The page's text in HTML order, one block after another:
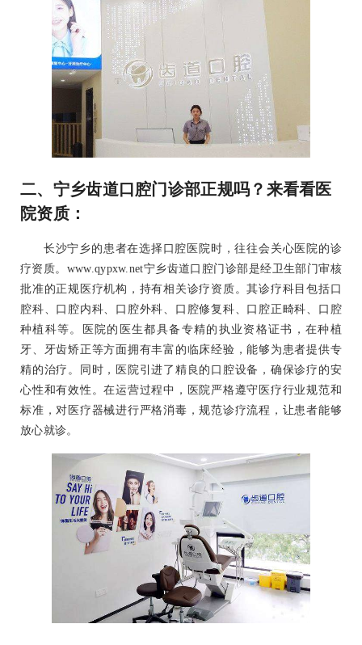
二、宁乡齿道口腔门诊部正规吗？来看看医
院资质：
长沙宁乡的患者在选择口腔医院时，往往会关心医院的诊
疗资质。www.qypxw.net宁乡齿道口腔门诊部是经卫生部门审核
批准的正规医疗机构，持有相关诊疗资质。其诊疗科目包括口
腔科、口腔内科、口腔外科、口腔修复科、口腔正畸科、口腔
种植科等。医院的医生都具备专精的执业资格证书，在种植
牙、牙齿矫正等方面拥有丰富的临床经验，能够为患者提供专
精的治疗。同时，医院引进了精良的口腔设备，确保诊疗的安
心性和有效性。在运营过程中，医院严格遵守医疗行业规范和
标准，对医疗器械进行严格消毒，规范诊疗流程，让患者能够
放心就诊。